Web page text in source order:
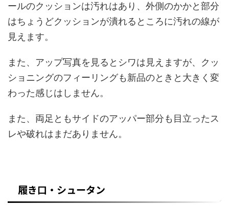
ールのクッションは汚れはあり、外側のかかと部分
はちょうどクッションが潰れるところに汚れの線が
見えます。
また、アップ写真を見るとシワは見えますが、クッ
ショニングのフィーリングも新品のときと大きく変
わった感じはしません。
また、両足ともサイドのアッパー部分も目立ったス
レや破れはまだありません。
履き口・シュータン